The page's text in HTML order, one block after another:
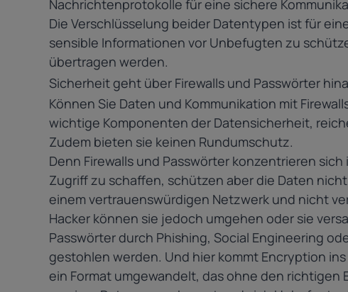
Nachrichtenprotokolle für eine sichere
Die Verschlüsselung beider Datentypen ist für
sensible Informationen vor Unbefugten zu
übertragen werden.
Sicherheit geht über Firewalls und Passwörter
Können Sie Daten und Kommunikation mit
wichtige Komponenten der Datensicherheit,
Zudem bieten sie keinen Rundumschutz.
Denn Firewalls und Passwörter konzentrieren
Zugriff zu schaffen, schützen aber die Daten
einem vertrauenswürdigen Netzwerk und nicht
Hacker können sie jedoch umgehen oder sie
Passwörter durch Phishing, Social Engineering
gestohlen werden. Und hier kommt Encryption
ein Format umgewandelt, das ohne den